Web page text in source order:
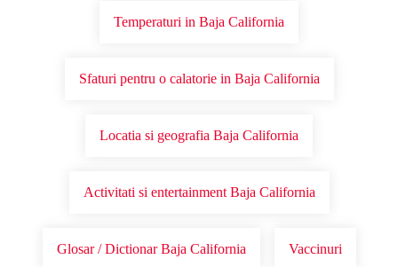
Temperaturi in Baja California
Sfaturi pentru o calatorie in Baja California
Locatia si geografia Baja California
Activitati si entertainment Baja California
Glosar / Dictionar Baja California Vaccinuri